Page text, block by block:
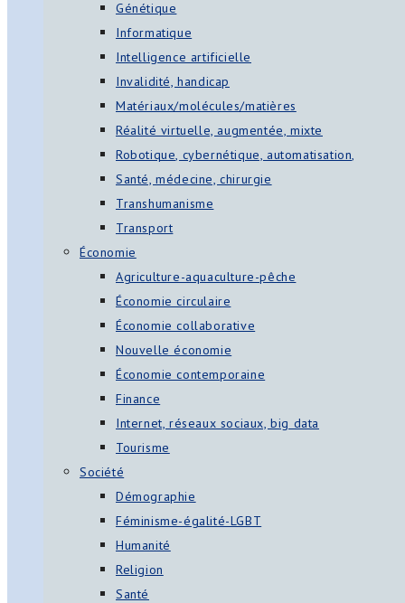
Génétique
Informatique
Intelligence artificielle
Invalidité, handicap
Matériaux/molécules/matières
Réalité virtuelle, augmentée, mixte
Robotique, cybernétique, automatisation,
Santé, médecine, chirurgie
Transhumanisme
Transport
Économie
Agriculture-aquaculture-pêche
Économie circulaire
Économie collaborative
Nouvelle économie
Économie contemporaine
Finance
Internet, réseaux sociaux, big data
Tourisme
Société
Démographie
Féminisme-égalité-LGBT
Humanité
Religion
Santé